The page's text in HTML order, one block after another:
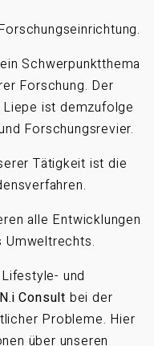
Schwerpunktthema
Forschung. Der
ist demzufolge
Forschungsrevier.
Tätigkeit ist die
alle Entwicklungen
Umweltrechts.
und
Consult bei der
Probleme. Hier
über unseren